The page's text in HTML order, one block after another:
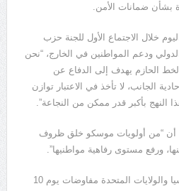
بشأن ضمانات الأمن.
خلال الاجتماع الأول للجنة حزب
ودعم المواطنين في الخارج، “نحن
الحازم يهدف إلى الدفاع عن
الجانب، لا تأخذ في الاعتبار توازن
النهج بأكبر قدر ممكن من النجاعة”.
أن “من أولويات موسكو خلق ظروف
ورفع مستوى رفاهية مواطنيها”.
هذا ومن المنتظر أن تجري روسيا والولايات المتحدة مفاوضات يوم 10